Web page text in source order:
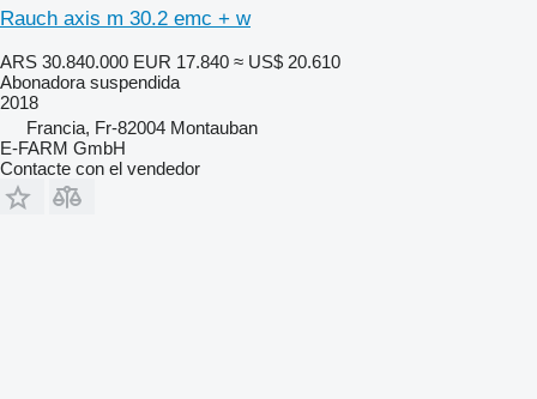
Rauch axis m 30.2 emc + w
ARS 30.840.000 EUR 17.840 ≈ US$ 20.610
Abonadora suspendida
2018
Francia, Fr-82004 Montauban
E-FARM GmbH
Contacte con el vendedor